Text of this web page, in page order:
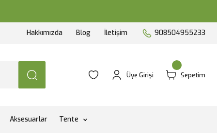
Hakkımızda Blog İletişim 908504955233
Üye Girişi Sepetim
Aksesuarlar Tente